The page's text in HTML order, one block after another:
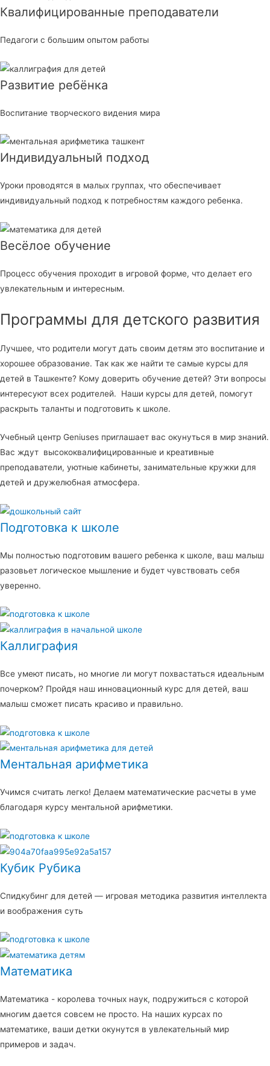
Квалифицированные преподаватели
Педагоги с большим опытом работы
Развитие ребёнка
Воспитание творческого видения мира
Индивидуальный подход
Уроки проводятся в малых группах, что обеспечивает
индивидуальный подход к потребностям каждого ребенка.
Весёлое обучение
Процесс обучения проходит в игровой форме, что делает его
увлекательным и интересным.
Программы для детского развития
Лучшее, что родители могут дать своим детям это воспитание и
хорошее образование. Так как же найти те самые курсы для
детей в Ташкенте? Кому доверить обучение детей? Эти вопросы
интересуют всех родителей. Наши курсы для детей, помогут
раскрыть таланты и подготовить к школе.
Учебный центр Geniuses приглашает вас окунуться в мир знаний.
Вас ждут высококвалифицированные и креативные
преподаватели, уютные кабинеты, занимательные кружки для
детей и дружелюбная атмосфера.
Подготовка к школе
Мы полностью подготовим вашего ребенка к школе, ваш малыш
разовьет логическое мышление и будет чувствовать себя
уверенно.
Каллиграфия
Все умеют писать, но многие ли могут похвастаться идеальным
почерком? Пройдя наш инновационный курс для детей, ваш
малыш сможет писать красиво и правильно.
Ментальная арифметика
Учимся считать легко! Делаем математические расчеты в уме
благодаря курсу ментальной арифметики.
Кубик Рубика
Спидкубинг для детей — игровая методика развития интеллекта
и воображения суть
Математика
Математика - королева точных наук, подружиться с которой
многим дается совсем не просто. На наших курсах по
математике, ваши детки окунутся в увлекательный мир
примеров и задач.